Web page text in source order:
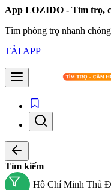
App LOZIDO - Tìm trọ,
Tìm phòng trọ nhanh
TẢI APP
Tìm kiếm
Hồ Chí Minh Thủ